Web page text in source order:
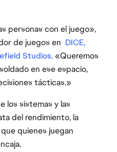
personas con el juego»,
de juegos en DICE,
Studios.«Queremos
en ese espacio,
tácticas.»
los sistemas y las
del rendimiento, la
quienes juegan